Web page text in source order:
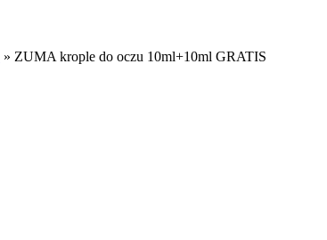
» ZUMA krople do oczu 10ml+10ml GRATIS